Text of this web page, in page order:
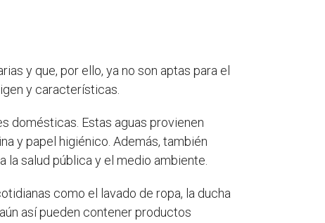
y que, por ello, ya no son aptas para el
y características.
domésticas. Estas aguas provienen
y papel higiénico. Además, también
salud pública y el medio ambiente.
como el lavado de ropa, la ducha
así pueden contener productos